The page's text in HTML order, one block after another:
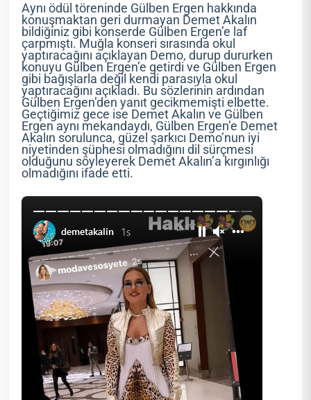
Aynı ödül töreninde Gülben Ergen hakkında
konuşmaktan geri durmayan Demet Akalın
bildiğiniz gibi konserde Gülben Ergen’e laf
çarpmıştı. Muğla konseri sırasında okul
yaptıracağını açıklayan Demo, durup dururken
konuyu Gülben Ergen’e getirdi ve Gülben Ergen
gibi bağışlarla değil kendi parasıyla okul
yaptıracağını açıkladı. Bu sözlerinin ardından
Gülben Ergen’den yanıt gecikmemişti elbette.
Geçtiğimiz gece ise Demet Akalın ve Gülben
Ergen aynı mekandaydı, Gülben Ergen’e Demet
Akalın sorulunca, güzel şarkıcı Demo’nun iyi
niyetinden şüphesi olmadığını dil sürçmesi
olduğunu söyleyerek Demet Akalın’a kırgınlığı
olmadığını ifade etti.